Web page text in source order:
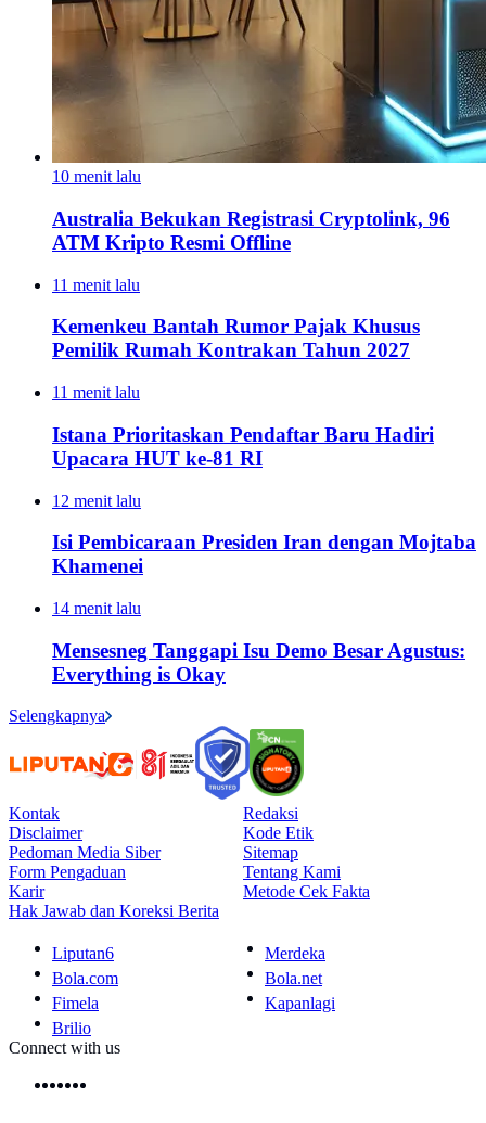
10 menit lalu
Australia Bekukan Registrasi Cryptolink, 96
ATM Kripto Resmi Offline
11 menit lalu
Kemenkeu Bantah Rumor Pajak Khusus
Pemilik Rumah Kontrakan Tahun 2027
11 menit lalu
Istana Prioritaskan Pendaftar Baru Hadiri
Upacara HUT ke-81 RI
12 menit lalu
Isi Pembicaraan Presiden Iran dengan Mojtaba
Khamenei
14 menit lalu
Mensesneg Tanggapi Isu Demo Besar Agustus:
Everything is Okay
Selengkapnya
Kontak
Redaksi
Disclaimer
Kode Etik
Pedoman Media Siber
Sitemap
Form Pengaduan
Tentang Kami
Karir
Metode Cek Fakta
Hak Jawab dan Koreksi Berita
Liputan6
Merdeka
Bola.com
Bola.net
Fimela
Kapanlagi
Brilio
Connect with us